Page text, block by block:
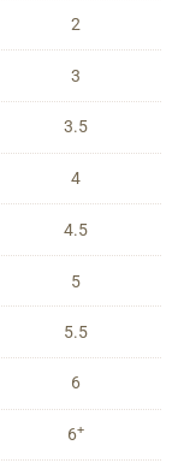
2
3
3.5
4
4.5
5
5.5
6
6+